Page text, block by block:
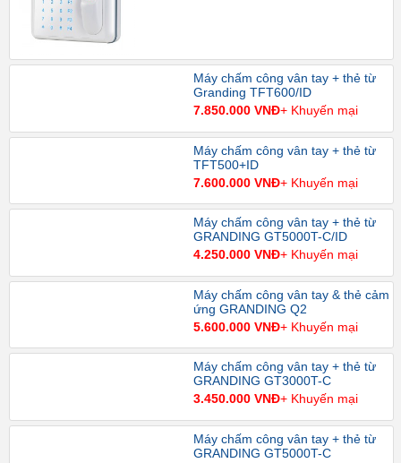
Máy chấm công vân tay + thẻ từ
Granding TFT600/ID
7.850.000 VNĐ+ Khuyến mại
Máy chấm công vân tay + thẻ từ
TFT500+ID
7.600.000 VNĐ+ Khuyến mại
Máy chấm công vân tay + thẻ từ
GRANDING GT5000T-C/ID
4.250.000 VNĐ+ Khuyến mại
Máy chấm công vân tay & thẻ cảm
ứng GRANDING Q2
5.600.000 VNĐ+ Khuyến mại
Máy chấm công vân tay + thẻ từ
GRANDING GT3000T-C
3.450.000 VNĐ+ Khuyến mại
Máy chấm công vân tay + thẻ từ
GRANDING GT5000T-C